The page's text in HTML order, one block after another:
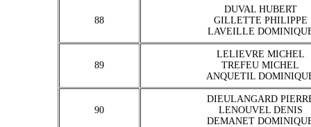
88
DUVAL HUBERT
GILLETTE PHILIPPE
LAVEILLE
89
LELIEVRE MICHEL
TREFEU MICHEL
ANQUETIL
90
DIEULANGARD
LENOUVEL DENIS
DEMANET